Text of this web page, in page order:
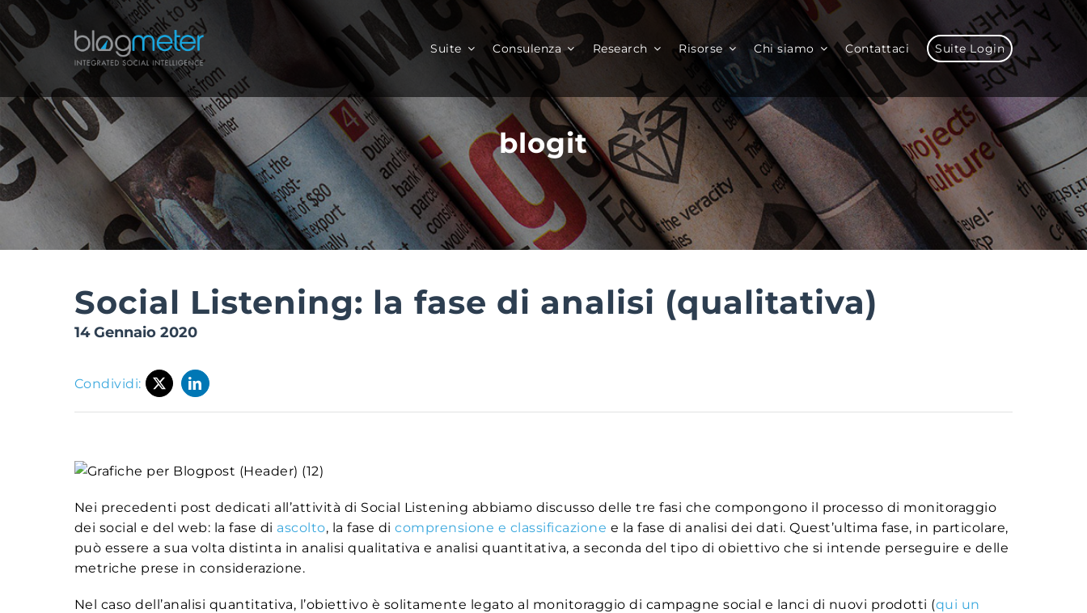
Salta
al
contenuto
Suite Consulenza Research Risorse Chi siamo Contattaci Suite Login
blogit
Social Listening: la fase di analisi (qualitativa)
14 Gennaio 2020
Condividi:
Nei precedenti post dedicati all’attività di Social Listening abbiamo discusso delle tre fasi che compongono il processo di monitoraggio
dei social e del web: la fase di ascolto, la fase dicomprensione e classificazione e la fase di analisi dei dati. Quest’ultima fase, in particolare,
può essere a sua volta distinta in analisi qualitativa e analisi quantitativa, a seconda del tipo di obiettivo che si intende perseguire e delle
metriche prese in considerazione.
Nel caso dell’analisi quantitativa, l’obiettivo è solitamente legato al monitoraggio di campagne social e lanci di nuovi prodotti (qui un